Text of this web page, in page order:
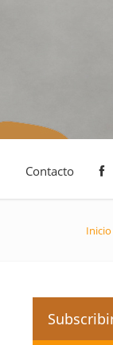
Contacto
Inicio